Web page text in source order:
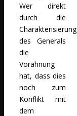
Wer direkt
durch die
Charakterisierung
des Generals
die
Vorahnung
hat, dass dies
noch zum
Konflikt mit
dem